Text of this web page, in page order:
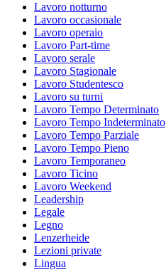
Lavoro notturno
Lavoro occasionale
Lavoro operaio
Lavoro Part-time
Lavoro serale
Lavoro Stagionale
Lavoro Studentesco
Lavoro su turni
Lavoro Tempo Determinato
Lavoro Tempo Indeterminato
Lavoro Tempo Parziale
Lavoro Tempo Pieno
Lavoro Temporaneo
Lavoro Ticino
Lavoro Weekend
Leadership
Legale
Legno
Lenzerheide
Lezioni private
Lingua